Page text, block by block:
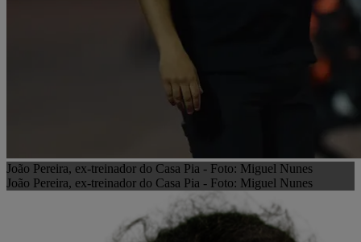
João Pereira, ex-treinador do Casa Pia - Foto: Miguel Nunes
João Pereira, ex-treinador do Casa Pia - Foto: Miguel Nunes